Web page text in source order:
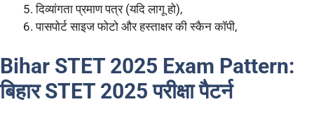
दिव्यांगता प्रमाण पत्र (यदि लागू हो),
पासपोर्ट साइज फोटो और हस्ताक्षर की स्कैन कॉपी,
Bihar STET 2025 Exam Pattern:
बिहार STET 2025 परीक्षा पैटर्न